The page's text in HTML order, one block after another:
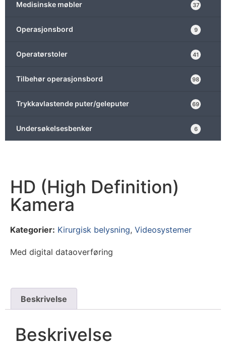
Medisinske møbler 37
Operasjonsbord 9
Operatørstoler 41
Tilbehør operasjonsbord 98
Trykkavlastende puter/geleputer 69
Undersøkelsesbenker 6
HD (High Definition)
Kamera
Kategorier: Kirurgisk belysning, Videosystemer
Med digital dataoverføring
Beskrivelse
Beskrivelse